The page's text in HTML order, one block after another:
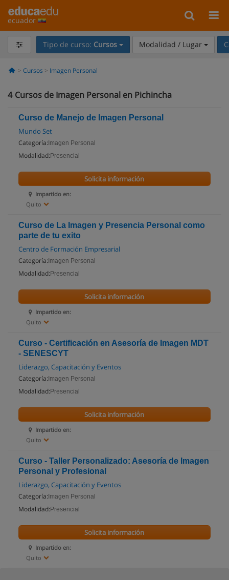
ecuador
Tipo de curso: Cursos Modalidad / Lugar
Cursos Imagen Personal
4 Cursos de Imagen Personal en Pichincha
Curso de Manejo de Imagen Personal
Mundo Set
Categoría: Imagen Personal
Modalidad: Presencial
Impartido en:
Quito
Solicita información
Curso de La Imagen y Presencia Personal como
parte de tu exito
Centro de Formación Empresarial
Categoría: Imagen Personal
Modalidad: Presencial
Impartido en:
Quito
Solicita información
Curso - Certificación en Asesoría de Imagen MDT
- SENESCYT
Liderazgo, Capacitación y Eventos
Categoría: Imagen Personal
Modalidad: Presencial
Impartido en:
Quito
Solicita información
Curso - Taller Personalizado: Asesoría de Imagen
Personal y Profesional
Liderazgo, Capacitación y Eventos
Categoría: Imagen Personal
Modalidad: Presencial
Impartido en:
Quito
Solicita información